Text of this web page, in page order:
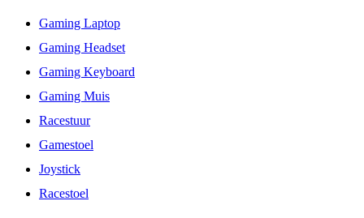
Gaming Laptop
Gaming Headset
Gaming Keyboard
Gaming Muis
Racestuur
Gamestoel
Joystick
Racestoel